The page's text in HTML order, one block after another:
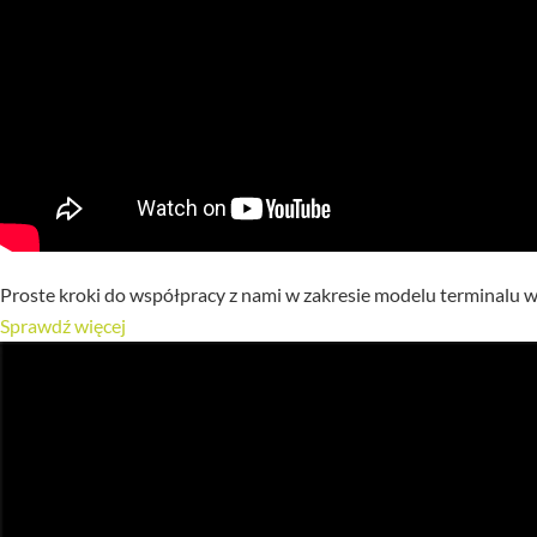
Proste kroki do współpracy z nami w zakresie modelu terminalu
Sprawdź więcej